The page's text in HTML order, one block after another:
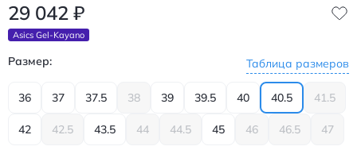
29 042 ₽
Asics Gel-Kayano
Размер: Таблица размеров
36 37 37.5 38 39 39.5 40 40.5 41.5
42 42.5 43.5 44 44.5 45 46 46.5 47